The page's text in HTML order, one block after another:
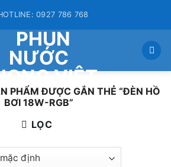
0927 786 768
PHẨM ĐƯỢC GẮN THẺ “ĐÈN HỒ
BƠI 18W-RGB”
LỌC